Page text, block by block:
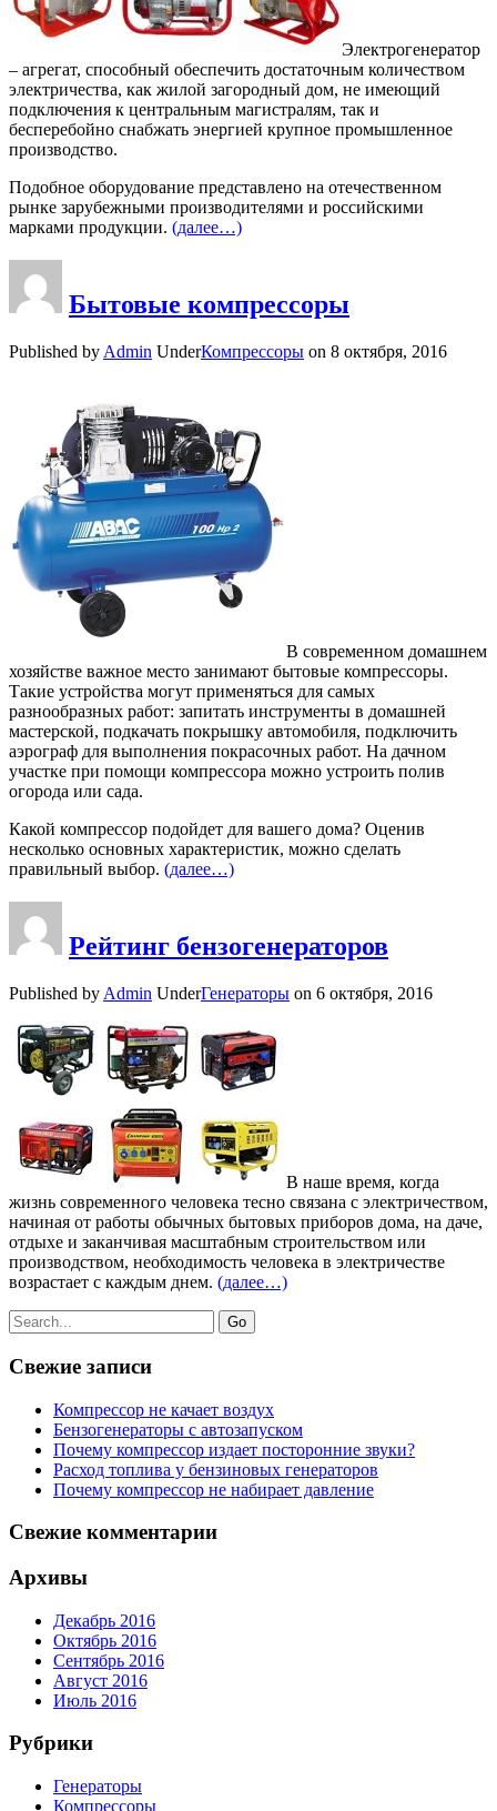
Электрогенератор
– агрегат, способный обеспечить достаточным количеством
электричества, как жилой загородный дом, не имеющий
подключения к центральным магистралям, так и
бесперебойно снабжать энергией крупное промышленное
производство.
Подобное оборудование представлено на отечественном
рынке зарубежными производителями и российскими
марками продукции. (далее…)
Бытовые компрессоры
Published by Admin UnderКомпрессоры on 8 октября, 2016
В современном домашнем
хозяйстве важное место занимают бытовые компрессоры.
Такие устройства могут применяться для самых
разнообразных работ: запитать инструменты в домашней
мастерской, подкачать покрышку автомобиля, подключить
аэрограф для выполнения покрасочных работ. На дачном
участке при помощи компрессора можно устроить полив
огорода или сада.
Какой компрессор подойдет для вашего дома? Оценив
несколько основных характеристик, можно сделать
правильный выбор. (далее…)
Рейтинг бензогенераторов
Published by Admin UnderГенераторы on 6 октября, 2016
В наше время, когда
жизнь современного человека тесно связана с электричеством,
начиная от работы обычных бытовых приборов дома, на даче,
отдыхе и заканчивая масштабным строительством или
производством, необходимость человека в электричестве
возрастает с каждым днем. (далее…)
Go
Свежие записи
Компрессор не качает воздух
Бензогенераторы с автозапуском
Почему компрессор издает посторонние звуки?
Расход топлива у бензиновых генераторов
Почему компрессор не набирает давление
Свежие комментарии
Архивы
Декабрь 2016
Октябрь 2016
Сентябрь 2016
Август 2016
Июль 2016
Рубрики
Генераторы
Компрессоры